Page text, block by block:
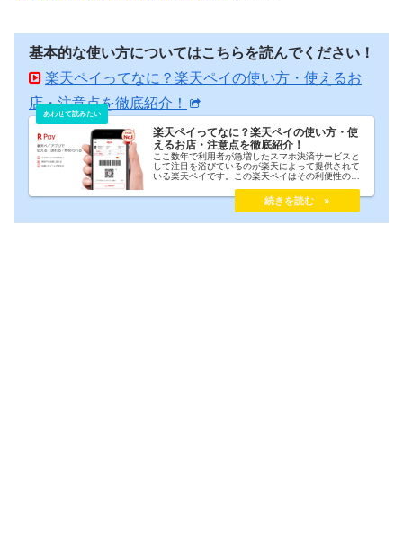
基本的な使い方についてはこちらを読んでください！
楽天ペイってなに？楽天ペイの使い方・使えるお
店・注意点を徹底紹介！
楽天ペイってなに？楽天ペイの使い方・使
えるお店・注意点を徹底紹介！
ここ数年で利用者が急増したスマホ決済サービスと
して注目を浴びているのが楽天によって提供されて
いる楽天ペイです。この楽天ペイはその利便性の高
2016年にサービス開始したばかりであるため知名度
はまだそれほど高くないというのが現状です。そこ
のようにして利用するのかを徹底解説します。